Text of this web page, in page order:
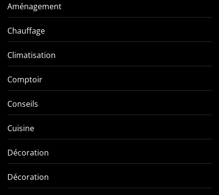
Aménagement
Chauffage
Climatisation
Comptoir
Conseils
Cuisine
Décoration
Décoration